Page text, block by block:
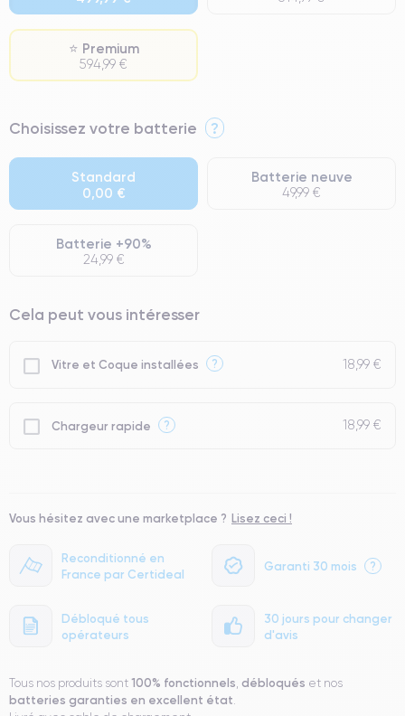
Reconditionné en
France par Certideal
Garanti 30 mois ?
Débloqué tous
opérateurs
30 jours pour changer
d'avis
⭐ Premium
594,99 €
⭐ Premium
● Batterie : usage intensif.
● Seuls 5% de nos téléphones ont un grade Premium.
Choisissez votre batterie ?
Standard
0,00 €
Batterie neuve
49,99 €
Batterie +90%
24,99 €
Cela peut vous intéresser
Vitre et Coque installées ? 18,99 €
Chargeur rapide ? 18,99 €
Vous hésitez avec une marketplace ? Lisez ceci !
Tous nos produits sont 100% fonctionnels, débloqués et nos
batteries garanties en excellent état.